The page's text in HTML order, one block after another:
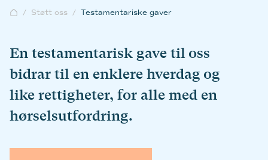
Støtt oss Testamentariske gaver
En testamentarisk gave til oss
bidrar til en enklere hverdag og
like rettigheter, for alle med en
hørselsutfordring.